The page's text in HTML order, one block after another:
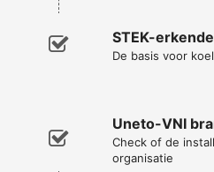
STEK-
De basis voor
Uneto-VNI
Check of de
organisatie